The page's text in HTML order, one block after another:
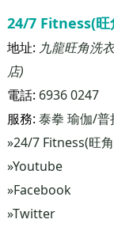
24/7 Fitness(旺
地址: 九龍旺角洗
店)
電話: 6936 0247
服務: 泰拳 瑜伽/普
»24/7 Fitness(旺
»Youtube
»Facebook
»Twitter